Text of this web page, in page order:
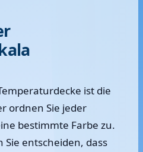
ist die
ordnen Sie jeder
bestimmte Farbe zu.
entscheiden, dass